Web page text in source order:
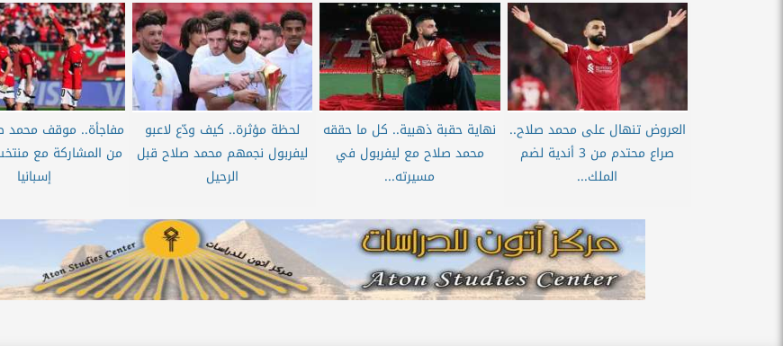
العروض تنهال على محمد صلاح..
صراع محتدم من 3 أندية لضم
الملك...
نهاية حقبة ذهبية.. كل ما حققه
محمد صلاح مع ليفربول في
مسيرته...
لحظة مؤثرة.. كيف ودّع لاعبو
ليفربول نجمهم محمد صلاح قبل
الرحيل
مفاجأة.. موقف محمد
من المشاركة مع
إسبانيا